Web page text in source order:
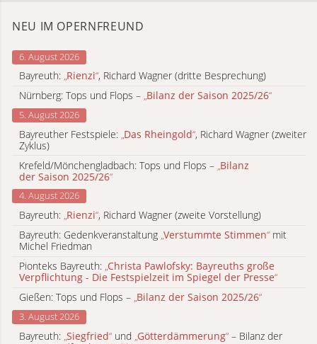
NEU IM OPERNFREUND
6. August 2026
Bayreuth: „Rienzi“, Richard Wagner (dritte Besprechung)
Nürnberg: Tops und Flops – „Bilanz der Saison 2025/26“
5. August 2026
Bayreuther Festspiele: Das Rheingold“, Richard Wagner (zweiter
Zyklus)
Krefeld/Mönchengladbach: Tops und Flops – Bilanz
der Saison 2025/26“
4. August 2026
Bayreuth: „Rienzi“, Richard Wagner (zweite Vorstellung)
Bayreuth: Gedenkveranstaltung „Verstummte Stimmen“ mit
Michel Friedman
Pionteks Bayreuth: „Christa Pawlofsky: Bayreuths große
Verpflichtung - Die Festspielzeit im Spiegel der Presse“
Gießen: Tops und Flops – „Bilanz der Saison 2025/26“
3. August 2026
Bayreuth: „Siegfried“ und Götterdämmerung“ – Bilanz der